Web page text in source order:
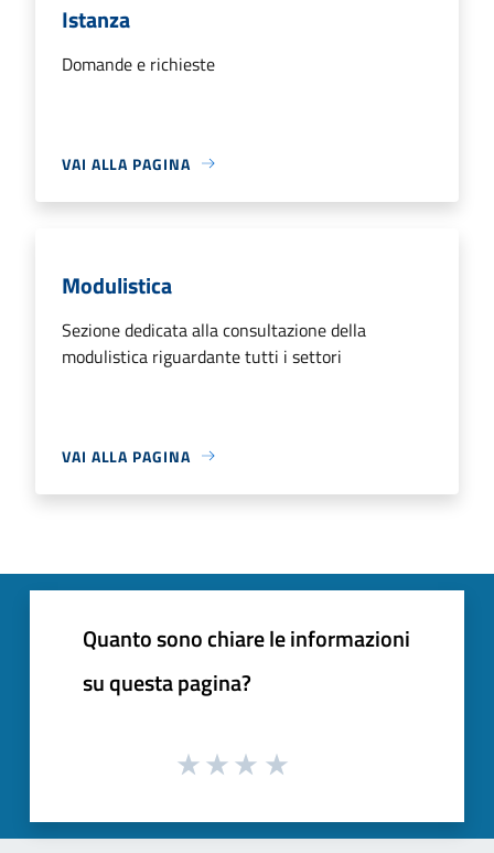
Istanza
Domande e richieste
VAI ALLA PAGINA
Modulistica
Sezione dedicata alla consultazione della
modulistica riguardante tutti i settori
VAI ALLA PAGINA
Quanto sono chiare le informazioni
su questa pagina?